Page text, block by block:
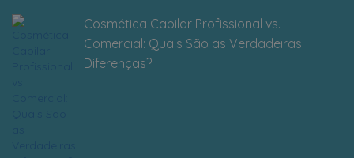
Cosmética Capilar Profissional vs.
Comercial: Quais São as Verdadeiras
Diferenças?